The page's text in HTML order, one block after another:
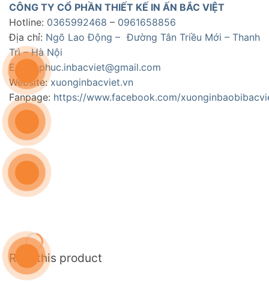
CÔNG TY CỔ PHẦN THIẾT KẾ IN ẤN BẮC VIỆT
Hotline: 0365992468 – 0961658856
Địa chỉ: Ngõ Lao Động – Đường Tân Triều Mới – Thanh
Trì – Hà Nội
Email:phuc.inbacviet@gmail.com
Website:xuonginbacviet.vn
Fanpage: https://www.facebook.com/
Rate this product